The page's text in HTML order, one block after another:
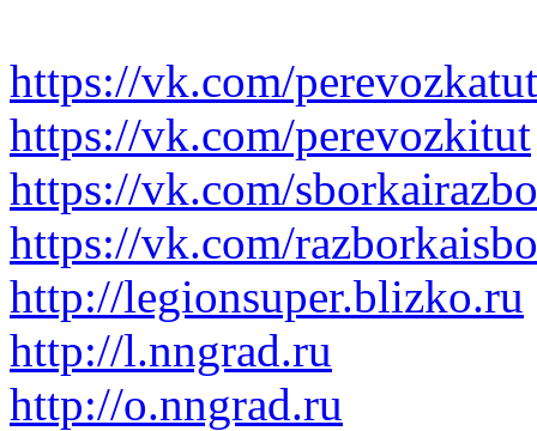
https://vk.com/perevozkatut
https://vk.com/perevozkitut
https://vk.com/
https://vk.com/
http://legionsuper.blizko.ru
http://l.nngrad.ru
http://o.nngrad.ru